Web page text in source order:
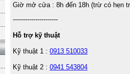
Giờ mở cửa : 8h đến 18h (trừ có hẹn
----------------------
Hỗ trợ kỹ thuật
Kỹ thuật 1 : 0913 510033
Kỹ thuật 2 : 0941 543804